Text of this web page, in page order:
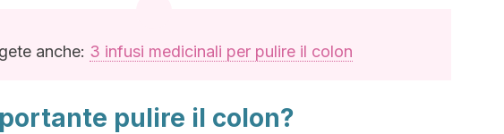
anche: 3 infusi medicinali per pulire il colon
pulire il colon?